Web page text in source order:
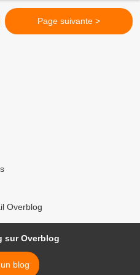
Page suivante >
Overblog
sur Overblog
blog